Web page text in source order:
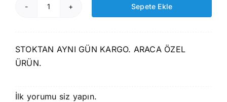
Rizline
2016-
Paspas+Bagaj
Sepete Ekle
STOKTAN AYNI GÜN KARGO. ARACA ÖZEL
ÜRÜN.
İlk yorumu siz yapın.